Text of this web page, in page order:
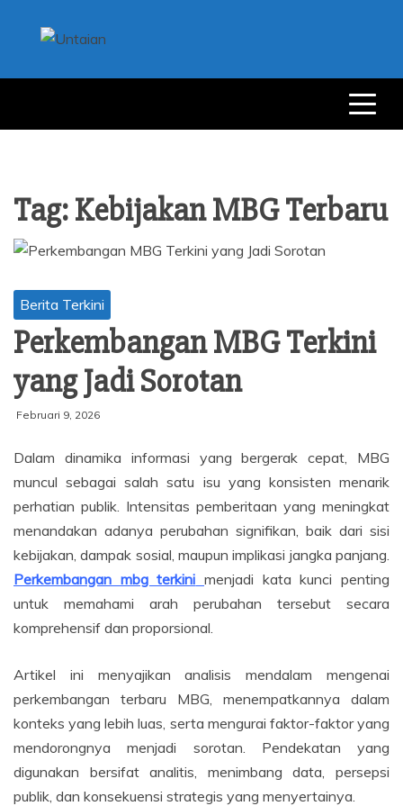
UNTAIAN
Tag:Kebijakan MBG Terbaru
Berita Terkini
Perkembangan MBG Terkini
yang Jadi Sorotan
Februari 9, 2026
Dalam dinamika informasi yang bergerak cepat, MBG
muncul sebagai salah satu isu yang konsisten menarik
perhatian publik. Intensitas pemberitaan yang meningkat
menandakan adanya perubahan signifikan, baik dari sisi
kebijakan, dampak sosial, maupun implikasi jangka panjang.
Perkembangan mbg terkini menjadi kata kunci penting
untuk memahami arah perubahan tersebut secara
komprehensif dan proporsional.
Artikel ini menyajikan analisis mendalam mengenai
perkembangan terbaru MBG, menempatkannya dalam
konteks yang lebih luas, serta mengurai faktor-faktor yang
mendorongnya menjadi sorotan. Pendekatan yang
digunakan bersifat analitis, menimbang data, persepsi
publik, dan konsekuensi strategis yang menyertainya.